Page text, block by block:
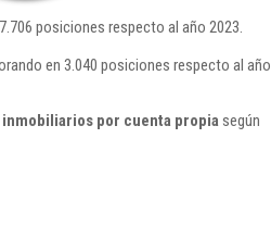
posiciones respecto al año 2023.
en 3.040 posiciones respecto al año
por cuenta propiasegún